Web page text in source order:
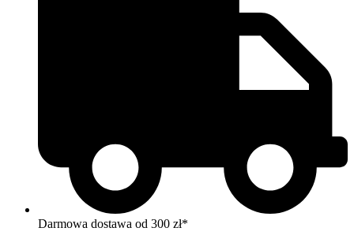
Darmowa dostawa od 300 zł*